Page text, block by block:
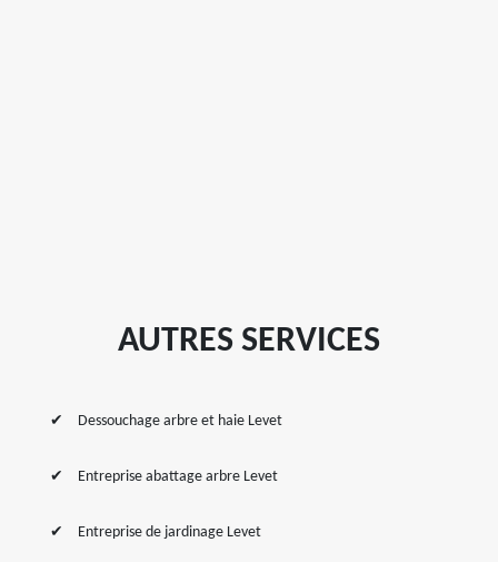
AUTRES SERVICES
Dessouchage arbre et haie Levet
Entreprise abattage arbre Levet
Entreprise de jardinage Levet